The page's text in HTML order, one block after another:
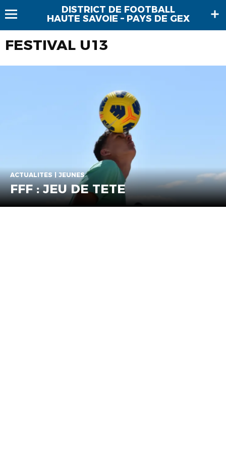
DISTRICT DE FOOTBALL
HAUTE SAVOIE – PAYS DE GEX
FESTIVAL U13
ACTUALITÉS | JEUNES
FFF : JEU DE TETE